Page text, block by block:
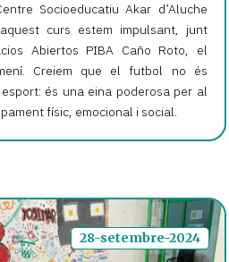
Socioeducatiu Akar d’Aluche
curs estem impulsant, junt
Abiertos PIBA Caño Roto, el
Creiem que el futbol no és
és una eina poderosa per al
físic, emocional i social.
28-setembre-2024